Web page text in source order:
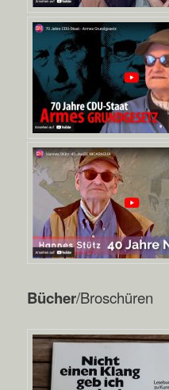
Bücher/Broschüren